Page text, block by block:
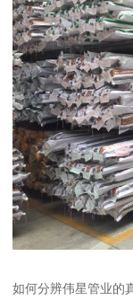
如何分辨伟星管业的